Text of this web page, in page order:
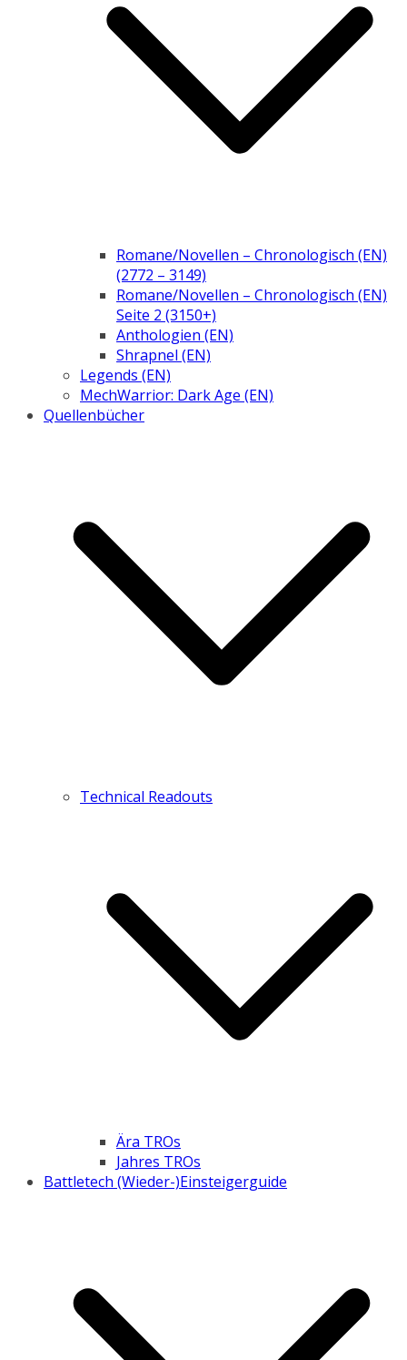
Romane/Novellen – Chronologisch (EN)
(2772 – 3149)
Romane/Novellen – Chronologisch (EN)
Seite 2 (3150+)
Anthologien (EN)
Shrapnel (EN)
Legends (EN)
MechWarrior: Dark Age (EN)
Quellenbücher
Technical Readouts
Ära TROs
Jahres TROs
Battletech (Wieder-)Einsteigerguide